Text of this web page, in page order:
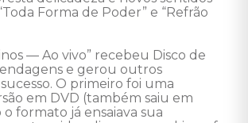
Forma de Poder” e “Refrão
— Ao vivo” recebeu Disco de
e gerou outros
O primeiro foi uma
em DVD (também saiu em
formato já ensaiava sua